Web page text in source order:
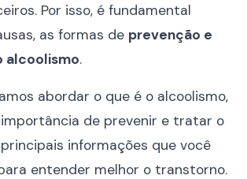
Por isso, é fundamental
as formas de prevenção e
alcoolismo.
abordar o que é o alcoolismo,
de prevenir e tratar o
informações que você
entender melhor o transtorno.